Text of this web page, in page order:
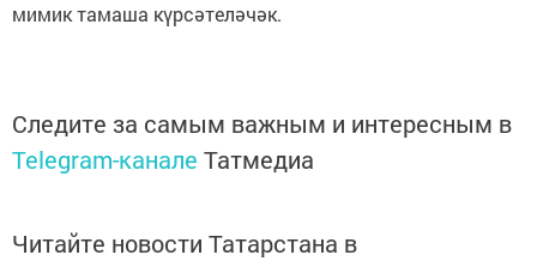
мимик тамаша күрсәтеләчәк.
Следите за самым важным и интересным в
Telegram-канале Татмедиа
Читайте новости Татарстана в